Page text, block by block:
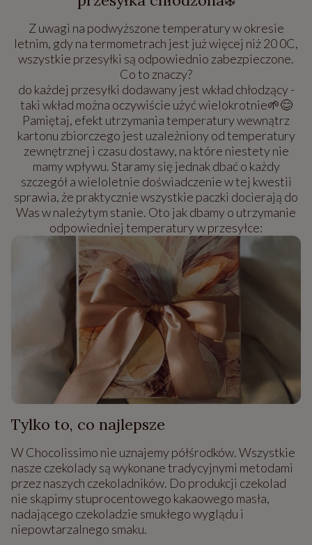
Z uwagi na podwyższone temperatury w okresie
letnim, gdy na termometrach jest już więcej niż 20 0C,
wszystkie przesyłki są odpowiednio zabezpieczone.
Co to znaczy?
do każdej przesyłki dodawany jest wkład chłodzący -
taki wkład można oczywiście użyć wielokrotnie🌱😊
Pamiętaj, efekt utrzymania temperatury wewnątrz
kartonu zbiorczego jest uzależniony od temperatury
zewnętrznej i czasu dostawy, na które niestety nie
mamy wpływu. Staramy się jednak dbać o każdy
szczegół a wieloletnie doświadczenie w tej kwestii
sprawia, że praktycznie wszystkie paczki docierają do
Was w należytym stanie. Oto jak dbamy o utrzymanie
odpowiedniej temperatury w przesyłce:
Tylko to, co najlepsze
W Chocolissimo nie uznajemy półśrodków. Wszystkie
nasze czekolady są wykonane tradycyjnymi metodami
przez naszych czekoladników. Do produkcji czekolad
nie skąpimy stuprocentowego kakaowego masła,
nadającego czekoladzie smukłego wyglądu i
niepowtarzalnego smaku.